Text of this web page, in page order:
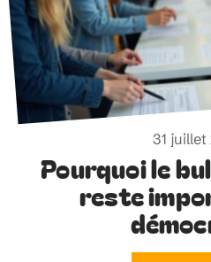
31 juillet
Pourquoi le
reste